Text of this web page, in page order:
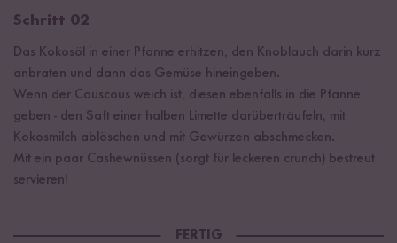
Schritt 02
Das Kokosöl in einer Pfanne erhitzen, den Knoblauch darin kurz
anbraten und dann das Gemüse hineingeben.
Wenn der Couscous weich ist, diesen ebenfalls in die Pfanne
geben - den Saft einer halben Limette darüberträufeln, mit
Kokosmilch ablöschen und mit Gewürzen abschmecken.
Mit ein paar Cashewnüssen (sorgt für leckeren crunch) bestreut
servieren!
FERTIG